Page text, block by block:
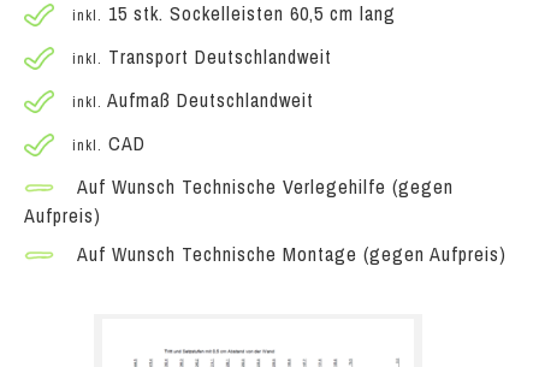
inkl. 15 stk. Sockelleisten 60,5 cm lang
inkl. Transport Deutschlandweit
inkl. Aufmaß Deutschlandweit
inkl. CAD
Auf Wunsch Technische Verlegehilfe (gegen
Aufpreis)
Auf Wunsch Technische Montage (gegen Aufpreis)